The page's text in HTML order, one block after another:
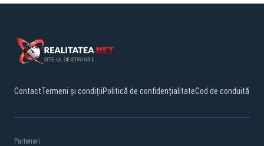
ContactTermeni și condițiiPolitică de confidențialitateCod de conduită
Parteneri: